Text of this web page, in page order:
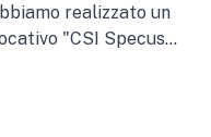
realizzato un
"CSI Specus